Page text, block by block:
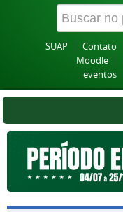
SUAP Contato
Moodle
eventos